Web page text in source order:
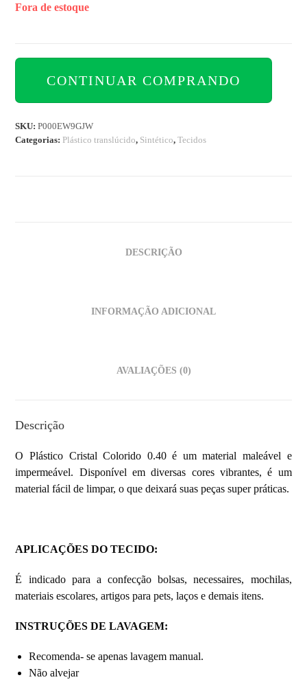
Fora de estoque
CONTINUAR COMPRANDO
SKU:P000EW9GJW
Categorias: Plástico translúcido, Sintético,Tecidos
DESCRIÇÃO
INFORMAÇÃO ADICIONAL
AVALIAÇÕES (0)
Descrição
O Plástico Cristal Colorido 0.40 é um material maleável e
impermeável. Disponível em diversas cores vibrantes, é um
material fácil de limpar, o que deixará suas peças super práticas.
APLICAÇÕES DO TECIDO:
É indicado para a confecção bolsas, necessaires, mochilas,
materiais escolares, artigos para pets, laços e demais itens.
INSTRUÇÕES DE LAVAGEM:
Recomenda- se apenas lavagem manual.
Não alvejar